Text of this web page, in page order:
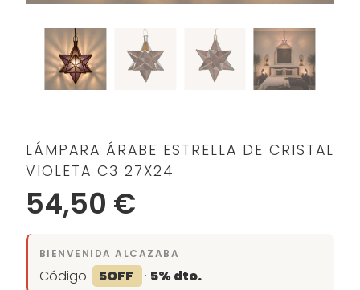
LÁMPARA ÁRABE ESTRELLA DE CRISTAL
VIOLETA C3 27X24
54,50 €
BIENVENIDA ALCAZABA
Código 5OFF · 5% dto.